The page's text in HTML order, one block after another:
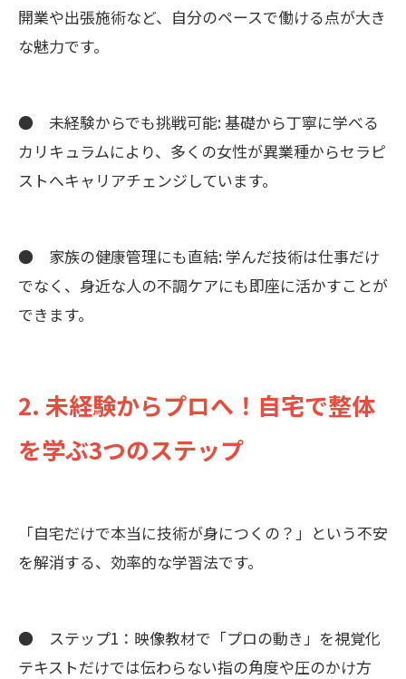
開業や出張施術など、自分のペースで働ける点が大き
な魅力です。
● 未経験からでも挑戦可能: 基礎から丁寧に学べる
カリキュラムにより、多くの女性が異業種からセラピ
ストへキャリアチェンジしています。
● 家族の健康管理にも直結: 学んだ技術は仕事だけ
でなく、身近な人の不調ケアにも即座に活かすことが
できます。
2. 未経験からプロへ！自宅で整体
を学ぶ3つのステップ
「自宅だけで本当に技術が身につくの？」という不安
を解消する、効率的な学習法です。
● ステップ1：映像教材で「プロの動き」を視覚化
テキストだけでは伝わらない指の角度や圧のかけ方